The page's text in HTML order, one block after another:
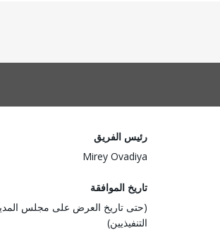
رئيس الفريق
Mirey Ovadiya
تاريخ الموافقة
(حتى تاريخ العرض على مجلس
التنفيذيين)